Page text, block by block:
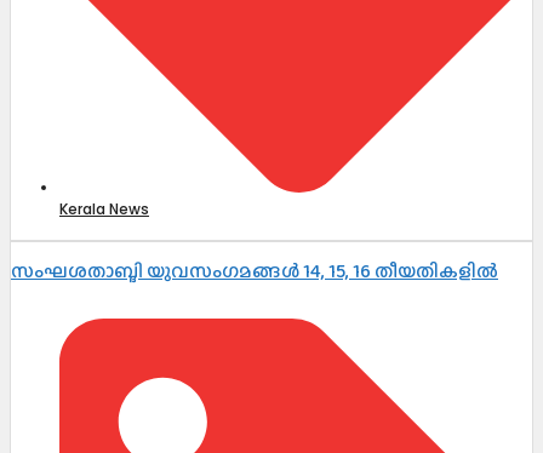
Kerala News
സംഘശതാബ്ദി യുവസംഗമങ്ങള്‍ 14, 15, 16 തീയതികളില്‍